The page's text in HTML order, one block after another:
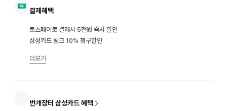
결제혜택
토스페이로 결제시 5천원 즉시 할인
삼성카드 링크 10% 청구할인
더보기
번개장터 삼성카드 혜택